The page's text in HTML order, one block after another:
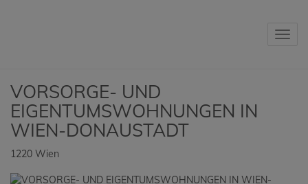
VORSORGE- UND
EIGENTUMSWOHNUNGEN IN
WIEN-DONAUSTADT
1220 Wien